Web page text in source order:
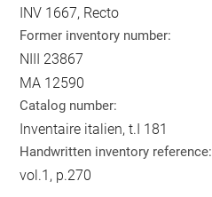
INV 1667, Recto
Former inventory number:
NIII 23867
MA 12590
Catalog number:
Inventaire italien, t.I 181
Handwritten inventory reference:
vol.1, p.270